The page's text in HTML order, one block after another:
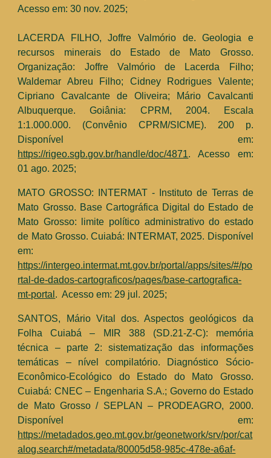
Acesso em: 30 nov. 2025;
LACERDA FILHO, Joffre Valmório de. Geologia e
recursos minerais do Estado de Mato Grosso.
Organização: Joffre Valmório de Lacerda Filho;
Waldemar Abreu Filho; Cidney Rodrigues Valente;
Cipriano Cavalcante de Oliveira; Mário Cavalcanti
Albuquerque. Goiânia: CPRM, 2004. Escala
1:1.000.000. (Convênio CPRM/SICME). 200 p.
Disponível em:
https://rigeo.sgb.gov.br/handle/doc/4871. Acesso em:
01 ago. 2025;
MATO GROSSO: INTERMAT - Instituto de Terras de
Mato Grosso. Base Cartográfica Digital do Estado de
Mato Grosso: limite político administrativo do estado
de Mato Grosso. Cuiabá: INTERMAT, 2025. Disponível
em:
https://intergeo.intermat.mt.gov.br/portal/apps/sites/#/po
rtal-de-dados-cartograficos/pages/base-cartografica-
mt-portal . Acesso em: 29 jul. 2025;
SANTOS, Mário Vital dos. Aspectos geológicos da
Folha Cuiabá – MIR 388 (SD.21-Z-C): memória
técnica – parte 2: sistematização das informações
temáticas – nível compilatório. Diagnóstico Sócio-
Econômico-Ecológico do Estado do Mato Grosso.
Cuiabá: CNEC – Engenharia S.A.; Governo do Estado
de Mato Grosso / SEPLAN – PRODEAGRO, 2000.
Disponível em:
https://metadados.geo.mt.gov.br/geonetwork/srv/por/cat
alog.search#/metadata/80005d58-985c-478e-a6af-